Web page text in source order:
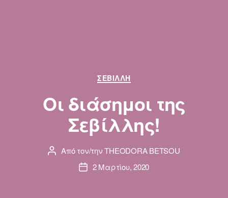
Κατηγορίες
ΣΕΒΊΛΛΗ
Οι διάσημοι της
Σεβίλλης!
Συντάκτης
άρθρου
Από τον/τηνTHEODORA BETSOU
Ημ.2 Μαρτίου, 2020